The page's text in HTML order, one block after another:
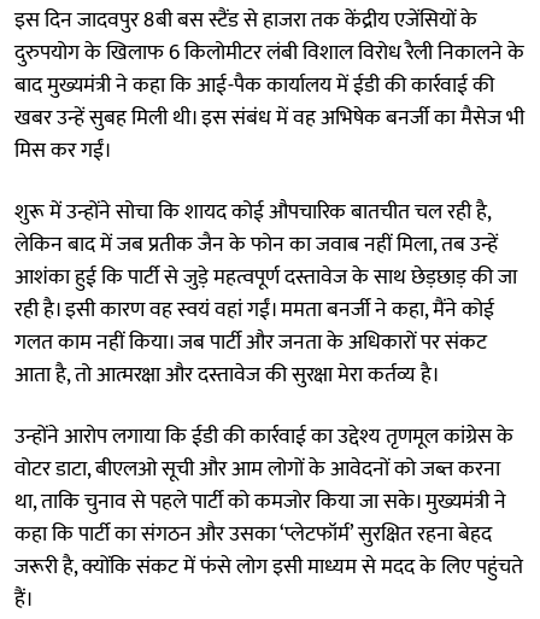
इस दिन जादवपुर 8बी बस स्टैंड से हाजरा तक केंद्रीय एजेंसियों के
दुरुपयोग के खिलाफ 6 किलोमीटर लंबी विशाल विरोध रैली निकालने के
बाद मुख्यमंत्री ने कहा कि आई-पैक कार्यालय में ईडी की कार्रवाई की
खबर उन्हें सुबह मिली थी। इस संबंध में वह अभिषेक बनर्जी का मैसेज भी
मिस कर गईं।
शुरू में उन्होंने सोचा कि शायद कोई औपचारिक बातचीत चल रही है,
लेकिन बाद में जब प्रतीक जैन के फोन का जवाब नहीं मिला, तब उन्हें
आशंका हुई कि पार्टी से जुड़े महत्वपूर्ण दस्तावेज के साथ छेड़छाड़ की जा
रही है। इसी कारण वह स्वयं वहां गईं। ममता बनर्जी ने कहा, मैंने कोई
गलत काम नहीं किया। जब पार्टी और जनता के अधिकारों पर संकट
आता है, तो आत्मरक्षा और दस्तावेज की सुरक्षा मेरा कर्तव्य है।
उन्होंने आरोप लगाया कि ईडी की कार्रवाई का उद्देश्य तृणमूल कांग्रेस के
वोटर डाटा, बीएलओ सूची और आम लोगों के आवेदनों को जब्त करना
था, ताकि चुनाव से पहले पार्टी को कमजोर किया जा सके। मुख्यमंत्री ने
कहा कि पार्टी का संगठन और उसका ‘प्लेटफॉर्म’ सुरक्षित रहना बेहद
जरूरी है, क्योंकि संकट में फंसे लोग इसी माध्यम से मदद के लिए पहुंचते
हैं।